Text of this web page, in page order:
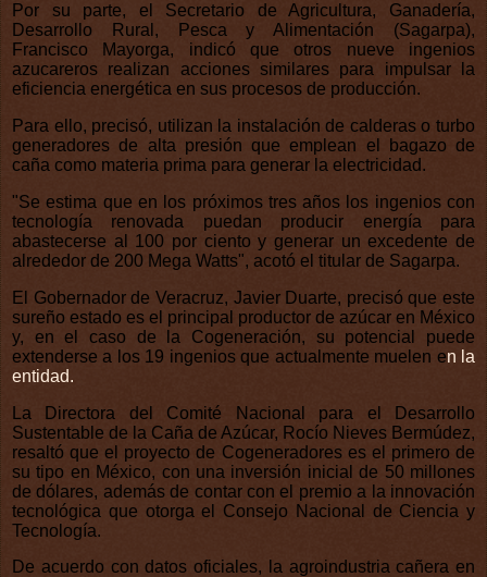
Por su parte, el Secretario de Agricultura, Ganadería,
Desarrollo Rural, Pesca y Alimentación (Sagarpa),
Francisco Mayorga, indicó que otros nueve ingenios
azucareros realizan acciones similares para impulsar la
eficiencia energética en sus procesos de producción.
Para ello, precisó, utilizan la instalación de calderas o turbo
generadores de alta presión que emplean el bagazo de
caña como materia prima para generar la electricidad.
"Se estima que en los próximos tres años los ingenios con
tecnología renovada puedan producir energía para
abastecerse al 100 por ciento y generar un excedente de
alrededor de 200 Mega Watts", acotó el titular de Sagarpa.
El Gobernador de Veracruz, Javier Duarte, precisó que este
sureño estado es el principal productor de azúcar en México
y, en el caso de la Cogeneración, su potencial puede
extenderse a los 19 ingenios que actualmente muelen en la
entidad.
La Directora del Comité Nacional para el Desarrollo
Sustentable de la Caña de Azúcar, Rocío Nieves Bermúdez,
resaltó que el proyecto de Cogeneradores es el primero de
su tipo en México, con una inversión inicial de 50 millones
de dólares, además de contar con el premio a la innovación
tecnológica que otorga el Consejo Nacional de Ciencia y
Tecnología.
De acuerdo con datos oficiales, la agroindustria cañera en